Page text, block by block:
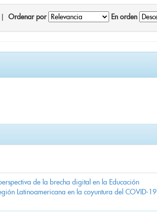
Ordenar por En orden
de la brecha digital en la Educación
Latinoamericana en la coyuntura del COVID-19